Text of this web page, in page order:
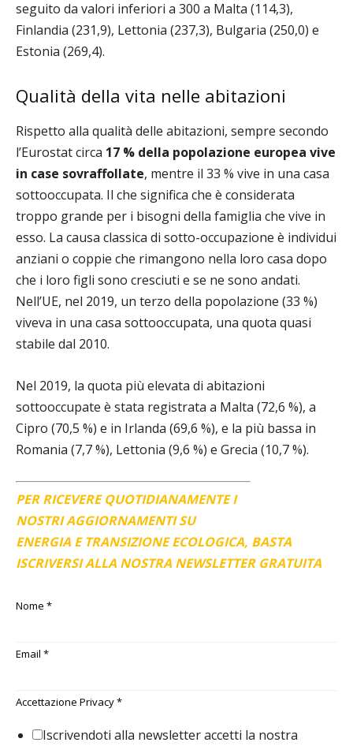
seguito da valori inferiori a 300 a Malta (114,3),
Finlandia (231,9), Lettonia (237,3), Bulgaria (250,0) e
Estonia (269,4).
Qualità della vita nelle abitazioni
Rispetto alla qualità delle abitazioni, sempre secondo
l’Eurostat circa 17 % della popolazione europea vive
in case sovraffollate, mentre il 33 % vive in una casa
sottooccupata. Il che significa che è considerata
troppo grande per i bisogni della famiglia che vive in
esso. La causa classica di sotto-occupazione è individui
anziani o coppie che rimangono nella loro casa dopo
che i loro figli sono cresciuti e se ne sono andati.
Nell’UE, nel 2019, un terzo della popolazione (33 %)
viveva in una casa sottooccupata, una quota quasi
stabile dal 2010.
Nel 2019, la quota più elevata di abitazioni
sottooccupate è stata registrata a Malta (72,6 %), a
Cipro (70,5 %) e in Irlanda (69,6 %), e la più bassa in
Romania (7,7 %), Lettonia (9,6 %) e Grecia (10,7 %).
PER RICEVERE QUOTIDIANAMENTE I
NOSTRI AGGIORNAMENTI SU
ENERGIA E TRANSIZIONE ECOLOGICA, BASTA
ISCRIVERSI ALLA NOSTRA NEWSLETTER GRATUITA
Nome *
Email *
Accettazione Privacy*
Iscrivendoti alla newsletter accetti la nostra